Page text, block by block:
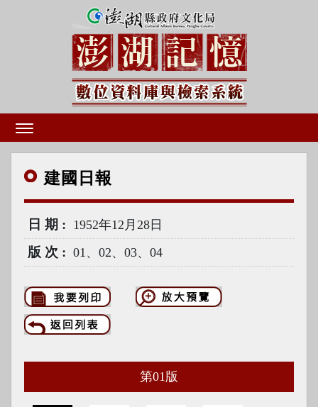
建國 日報
日期 1952年12月28日
版次 01、02、03、04
第01 版